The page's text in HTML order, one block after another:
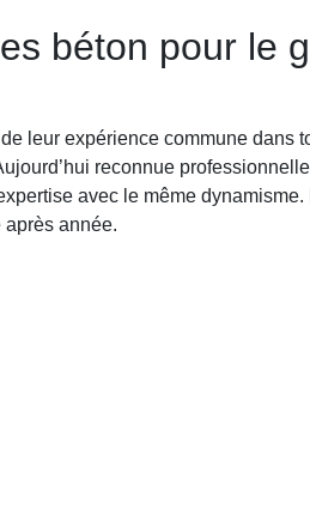
béton pour le
leur expérience commune dans
reconnue
avec le même
année.